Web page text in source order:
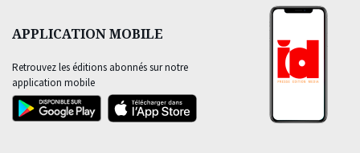
APPLICATION MOBILE
Retrouvez les éditions abonnés sur notre
application mobile